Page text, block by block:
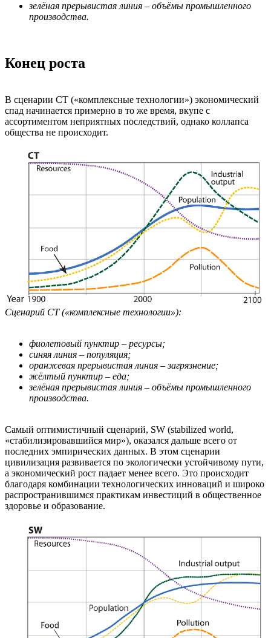
зелёная прерывистая линия – объёмы промышленного
производства.
Конец роста
В сценарии CT («комплексные технологии») экономический
спад начинается примерно в то же время, вкупе с
ассортиментом неприятных последствий, однако коллапса
общества не происходит.
Сценарий CT («комплексные технологии»):
фиолетовый пунктир – ресурсы;
синяя линия – популяция;
оранжевая прерывистая линия – загрязнение;
жёлтый пунктир – еда;
зелёная прерывистая линия – объёмы промышленного
производства.
Самый оптимистичный сценарий, SW (stabilized world,
«стабилизировавшийся мир»), оказался дальше всего от
последних эмпирических данных. В этом сценарии
цивилизация развивается по экологически устойчивому пути,
а экономический рост падает менее всего. Это происходит
благодаря комбинации технологических инноваций и широко
распространившимся практикам инвестиций в общественное
здоровье и образование.